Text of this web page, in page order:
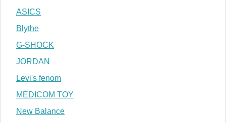
ASICS
Blythe
G-SHOCK
JORDAN
Levi's fenom
MEDICOM TOY
New Balance